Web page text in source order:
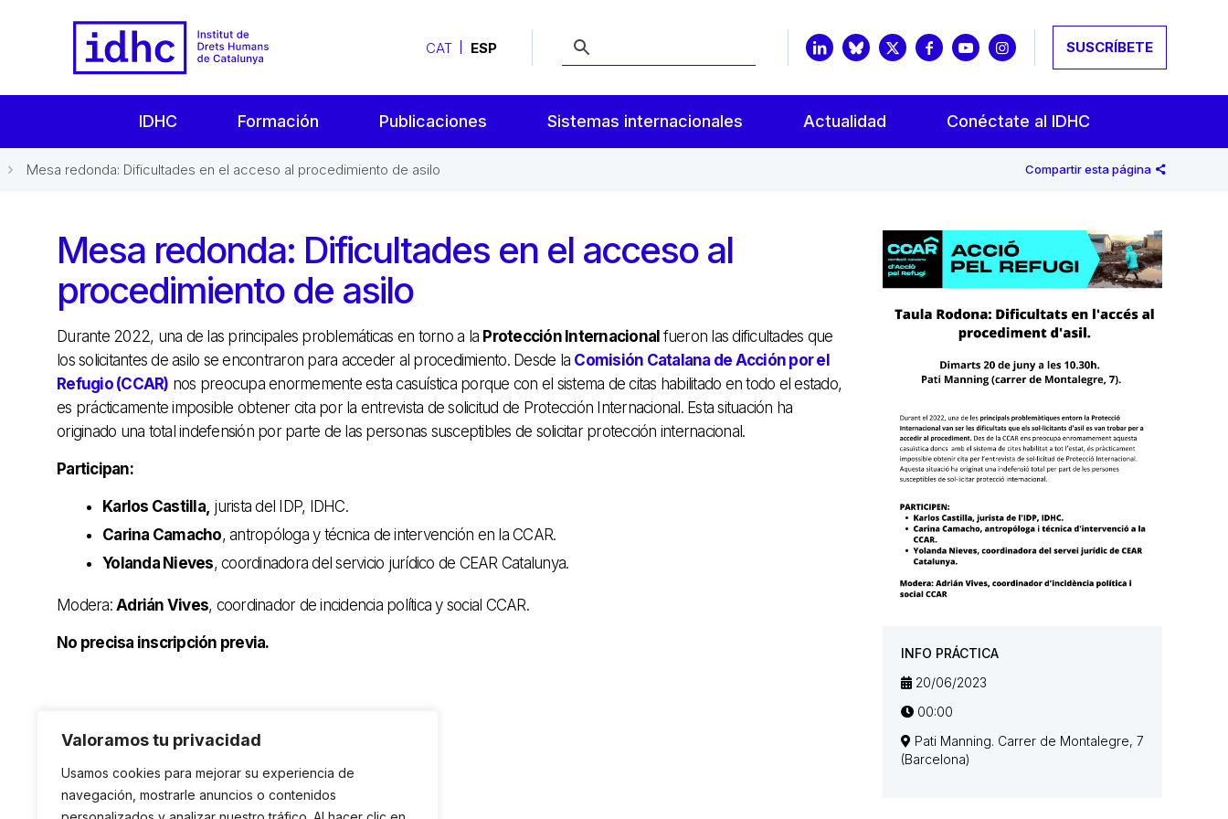
Valoramos tu privacidad
Usamos cookies para mejorar su experiencia de
navegación, mostrarle anuncios o contenidos
CAT ESP SUSCRÍBETE
IDHC Formación Publicaciones Sistemas internacionales Actualidad Conéctate al IDHC
Mesa redonda: Dificultades en el acceso al procedimiento de asilo Compartir esta página
Mesa redonda: Dificultades en el acceso al
procedimiento de asilo
Durante 2022, una de las principales problemáticas en torno a la Protección Internacional fueron las dificultades que
los solicitantes de asilo se encontraron para acceder al procedimiento. Desde la Comisión Catalana de Acción por el
Refugio (CCAR) nos preocupa enormemente esta casuística porque con el sistema de citas habilitado en todo el estado,
es prácticamente imposible obtener cita por la entrevista de solicitud de Protección Internacional. Esta situación ha
originado una total indefensión por parte de las personas susceptibles de solicitar protección internacional.
Participan:
Karlos Castilla, jurista del IDP, IDHC.
Carina Camacho, antropóloga y técnica de intervención en la CCAR.
Yolanda Nieves, coordinadora del servicio jurídico de CEAR Catalunya.
Modera: Adrián Vives, coordinador de incidencia política y social CCAR.
No precisa inscripción previa.
INFO PRÁCTICA
20/06/2023
00:00
Pati Manning. Carrer de Montalegre, 7
(Barcelona)